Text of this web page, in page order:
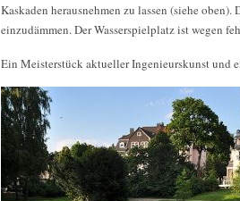
Kaskaden herausnehmen zu lassen (siehe
einzudämmen. Der Wasserspielplatz ist wegen
Ein Meisterstück aktueller Ingenieurskunst und